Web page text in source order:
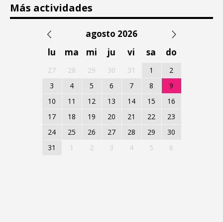
Más actividades
agosto 2026
lu
ma mi ju vi sa do
27 28 29 30 31 1
2
3
4 5 6 7 8
9
10
11 12 13 14 15
16
17
18 19 20 21 22
23
24
25 26 27 28 29
30
31
1 2 3 4 5 6